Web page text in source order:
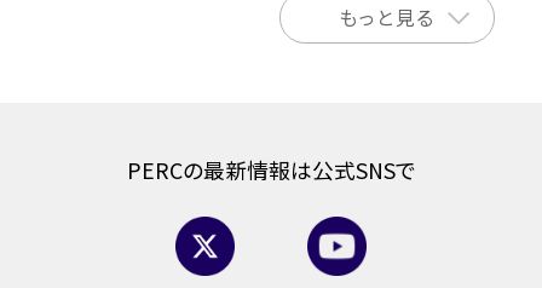
もっと見る
PERCの最新情報は公式SNSで